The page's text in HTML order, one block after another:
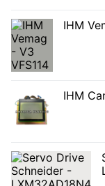
IHM
IHM